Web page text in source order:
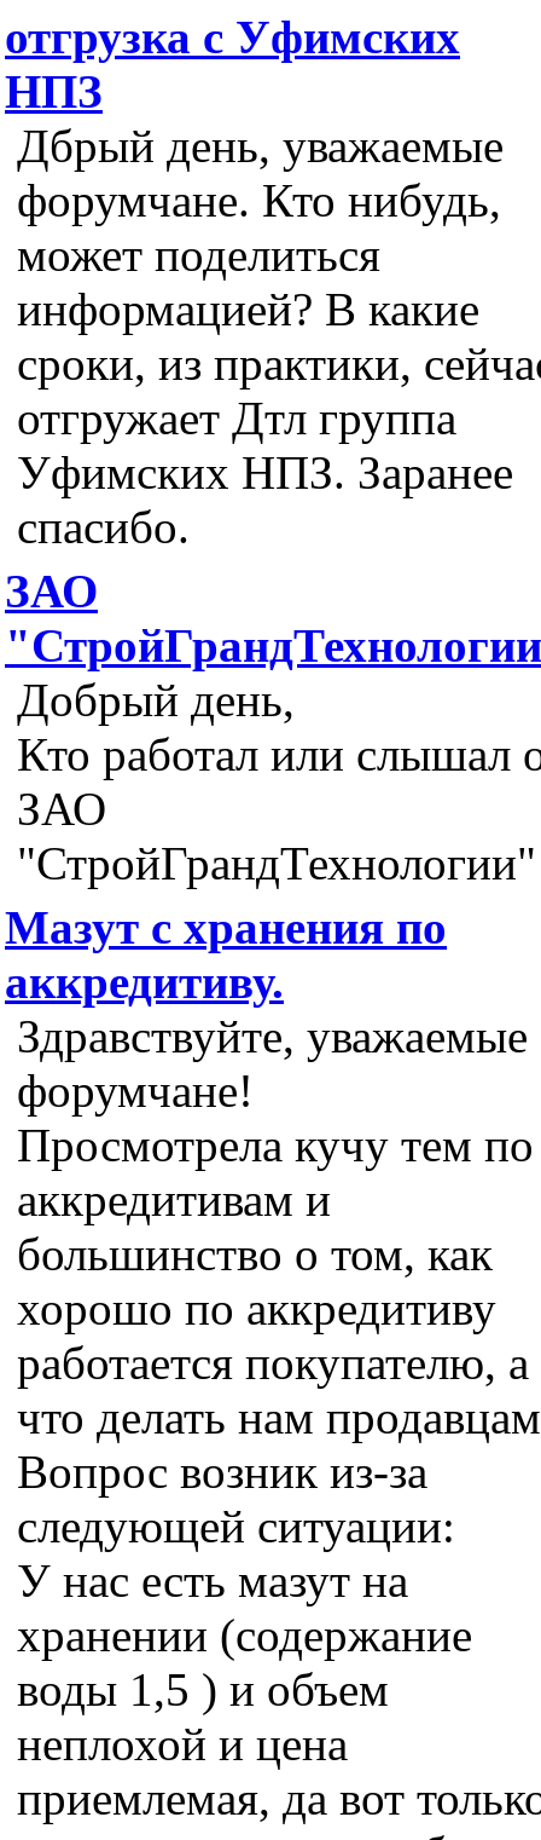
отгрузка с Уфимских
НПЗ
Дбрый день, уважаемые
форумчане. Кто нибудь,
может поделиться
информацией? В какие
сроки, из практики,
отгружает Дтл группа
Уфимских НПЗ. Заранее
спасибо.
ЗАО
Добрый день,
Кто работал или слышал
ЗАО
Мазут с хранения по
аккредитиву.
Здравствуйте, уважаемые
форумчане!
Просмотрела кучу тем по
аккредитивам и
большинство о том, как
хорошо по аккредитиву
работается покупателю, а
что делать нам
Вопрос возник из-за
следующей ситуации:
У нас есть мазут на
хранении (содержание
воды 1,5 ) и объем
неплохой и цена
приемлемая, да вот